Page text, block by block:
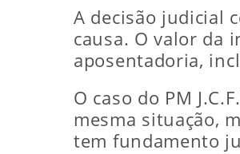
A decisão judicial
causa. O valor da
aposentadoria,
O caso do PM
mesma situação,
tem fundamento